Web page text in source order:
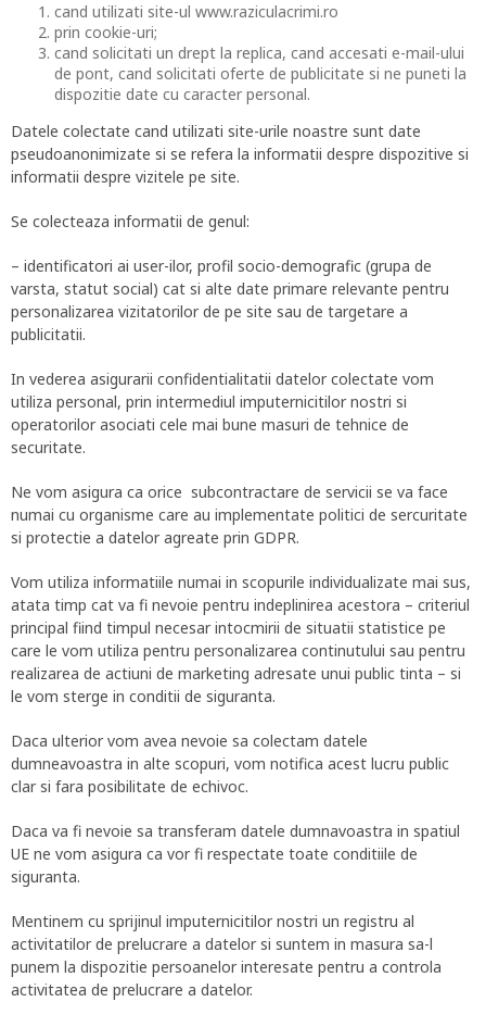
cand utilizati site-ul www.raziculacrimi.ro
prin cookie-uri;
cand solicitati un drept la replica, cand accesati e-mail-ului
de pont, cand solicitati oferte de publicitate si ne puneti la
dispozitie date cu caracter personal.
Datele colectate cand utilizati site-urile noastre sunt date
pseudoanonimizate si se refera la informatii despre dispozitive si
informatii despre vizitele pe site.
Se colecteaza informatii de genul:
– identificatori ai user-ilor, profil socio-demografic (grupa de
varsta, statut social) cat si alte date primare relevante pentru
personalizarea vizitatorilor de pe site sau de targetare a
publicitatii.
In vederea asigurarii confidentialitatii datelor colectate vom
utiliza personal, prin intermediul imputernicitilor nostri si
operatorilor asociati cele mai bune masuri de tehnice de
securitate.
Ne vom asigura ca orice subcontractare de servicii se va face
numai cu organisme care au implementate politici de sercuritate
si protectie a datelor agreate prin GDPR.
Vom utiliza informatiile numai in scopurile individualizate mai sus,
atata timp cat va fi nevoie pentru indeplinirea acestora – criteriul
principal fiind timpul necesar intocmirii de situatii statistice pe
care le vom utiliza pentru personalizarea continutului sau pentru
realizarea de actiuni de marketing adresate unui public tinta – si
le vom sterge in conditii de siguranta.
Daca ulterior vom avea nevoie sa colectam datele
dumneavoastra in alte scopuri, vom notifica acest lucru public
clar si fara posibilitate de echivoc.
Daca va fi nevoie sa transferam datele dumnavoastra in spatiul
UE ne vom asigura ca vor fi respectate toate conditiile de
siguranta.
Mentinem cu sprijinul imputernicitilor nostri un registru al
activitatilor de prelucrare a datelor si suntem in masura sa-l
punem la dispozitie persoanelor interesate pentru a controla
activitatea de prelucrare a datelor.